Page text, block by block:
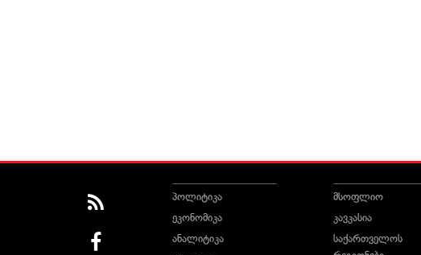
პოლიტიკა
ეკონომიკა
ანალიტიკა
მსოფლიო
კავკასია
საქართველოს